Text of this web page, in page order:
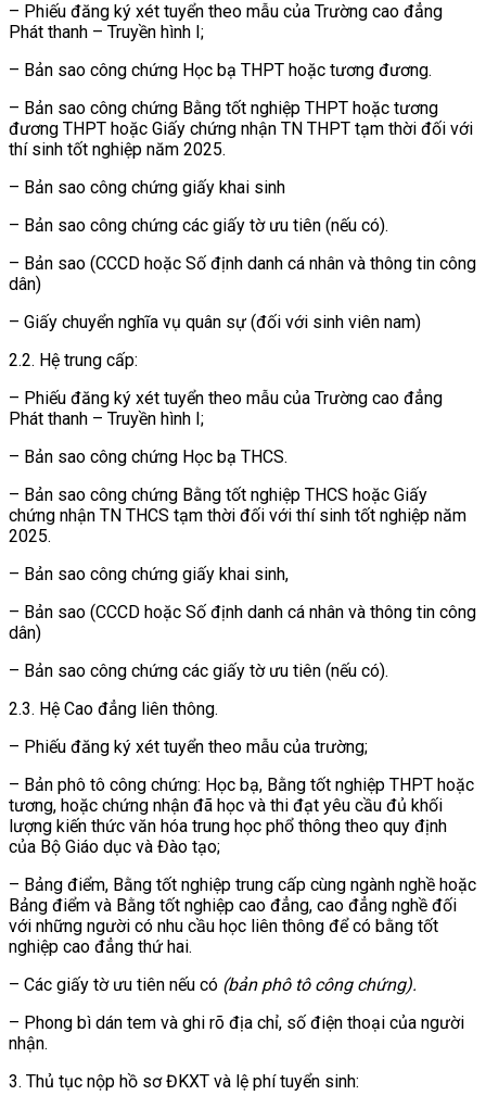
– Phiếu đăng ký xét tuyển theo mẫu của Trường cao đẳng
Phát thanh – Truyền hình I;
– Bản sao công chứng Học bạ THPT hoặc tương đương.
– Bản sao công chứng Bằng tốt nghiệp THPT hoặc tương
đương THPT hoặc Giấy chứng nhận TN THPT tạm thời đối với
thí sinh tốt nghiệp năm 2025.
– Bản sao công chứng giấy khai sinh
– Bản sao công chứng các giấy tờ ưu tiên (nếu có).
– Bản sao (CCCD hoặc Số định danh cá nhân và thông tin công
dân)
– Giấy chuyển nghĩa vụ quân sự (đối với sinh viên nam)
2.2. Hệ trung cấp:
– Phiếu đăng ký xét tuyển theo mẫu của Trường cao đẳng
Phát thanh – Truyền hình I;
– Bản sao công chứng Học bạ THCS.
– Bản sao công chứng Bằng tốt nghiệp THCS hoặc Giấy
chứng nhận TN THCS tạm thời đối với thí sinh tốt nghiệp năm
2025.
– Bản sao công chứng giấy khai sinh,
– Bản sao (CCCD hoặc Số định danh cá nhân và thông tin công
dân)
– Bản sao công chứng các giấy tờ ưu tiên (nếu có).
2.3. Hệ Cao đẳng liên thông.
– Phiếu đăng ký xét tuyển theo mẫu của trường;
– Bản phô tô công chứng: Học bạ, Bằng tốt nghiệp THPT hoặc
tương, hoặc chứng nhận đã học và thi đạt yêu cầu đủ khối
lượng kiến thức văn hóa trung học phổ thông theo quy định
của Bộ Giáo dục và Đào tạo;
– Bảng điểm, Bằng tốt nghiệp trung cấp cùng ngành nghề hoặc
Bảng điểm và Bằng tốt nghiệp cao đẳng, cao đẳng nghề đối
với những người có nhu cầu học liên thông để có bằng tốt
nghiệp cao đẳng thứ hai.
– Các giấy tờ ưu tiên nếu có (bản phô tô công chứng).
– Phong bì dán tem và ghi rõ địa chỉ, số điện thoại của người
nhận.
3. Thủ tục nộp hồ sơ ĐKXT và lệ phí tuyển sinh: